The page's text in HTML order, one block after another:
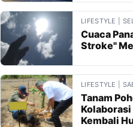
LIFESTYLE |
Cuaca
Stroke"
LIFESTYLE |
Tanam
Kembali